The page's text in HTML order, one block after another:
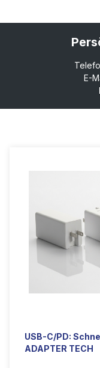
E-
USB-C/PD:
ADAPTER TECH